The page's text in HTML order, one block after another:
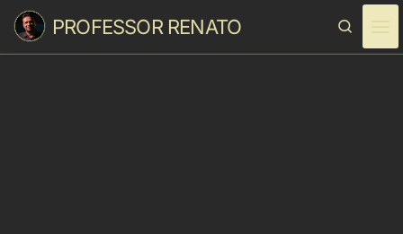
Skip to content
PROFESSOR RENATO